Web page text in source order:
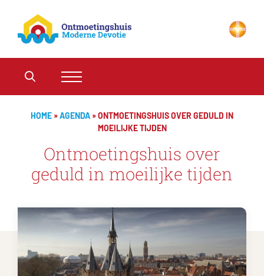
HOME »AGENDA »ONTMOETINGSHUIS OVER GEDULD IN
MOEILIJKE TIJDEN
Ontmoetingshuis over
geduld in moeilijke tijden